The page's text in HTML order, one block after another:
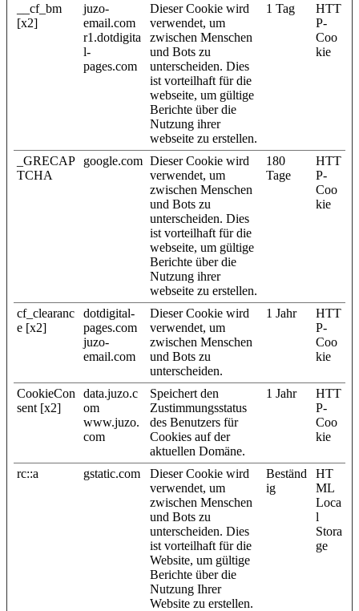
__cf_bm
[x2]
juzo-
email.com
r1.dotdigita
l-
pages.com
Dieser Cookie wird
verwendet, um
zwischen Menschen
und Bots zu
unterscheiden. Dies
ist vorteilhaft für die
webseite, um gültige
Berichte über die
Nutzung ihrer
webseite zu erstellen.
1 Tag
HTT
P-
Coo
kie
_GRECAP
TCHA
google.com Dieser Cookie wird
verwendet, um
zwischen Menschen
und Bots zu
unterscheiden. Dies
ist vorteilhaft für die
webseite, um gültige
Berichte über die
Nutzung ihrer
webseite zu erstellen.
180
Tage
HTT
P-
Coo
kie
cf_clearanc
e [x2]
dotdigital-
pages.com
juzo-
email.com
Dieser Cookie wird
verwendet, um
zwischen Menschen
und Bots zu
unterscheiden.
1 Jahr
HTT
P-
Coo
kie
CookieCon
sent [x2]
data.juzo.c
om
www.juzo.
com
Speichert den
Zustimmungsstatus
des Benutzers für
Cookies auf der
aktuellen Domäne.
1 Jahr
HTT
P-
Coo
kie
rc::a gstatic.com
Dieser Cookie wird
verwendet, um
zwischen Menschen
und Bots zu
unterscheiden. Dies
ist vorteilhaft für die
Website, um gültige
Berichte über die
Nutzung Ihrer
Website zu erstellen.
Beständ
ig
HT
ML
Loca
l
Stora
ge